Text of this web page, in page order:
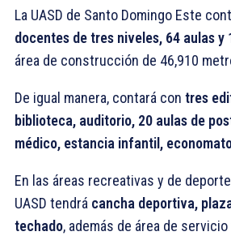
La UASD de Santo Domingo Este
docentes de tres niveles, 64 aulas y
área de construcción de 46,910
De igual manera, contará con tres
biblioteca, auditorio, 20 aulas de
médico, estancia infantil,
En las áreas recreativas y de
UASD tendrá cancha deportiva,
techado, además de área de